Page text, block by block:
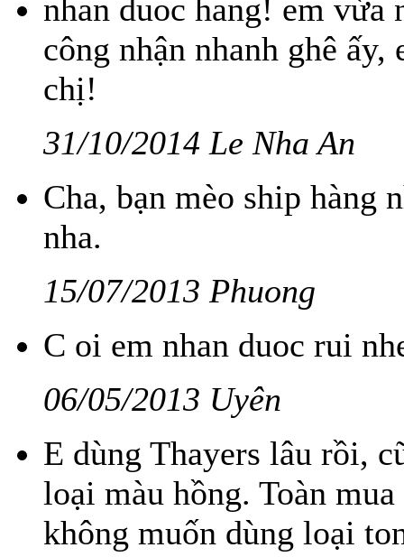
nhan duoc hang! em
công nhận nhanh ghê
chị!
31/10/2014 Le Nha An
Cha, bạn mèo ship hàng
nha.
15/07/2013 Phuong
C oi em nhan duoc rui
06/05/2013 Uyên
E dùng Thayers lâu rồi,
loại màu hồng. Toàn
không muốn dùng loại